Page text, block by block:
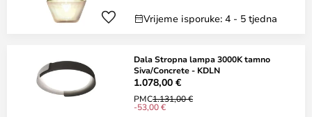
Vrijeme isporuke: 4 - 5 tjedna
Dala Stropna lampa 3000K tamno
Siva/Concrete - KDLN
1.078,00 €
PMC1.131,00 €
-53,00 €